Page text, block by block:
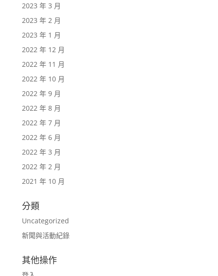
2023 年 3 月
2023 年 2 月
2023 年 1 月
2022 年 12 月
2022 年 11 月
2022 年 10 月
2022 年 9 月
2022 年 8 月
2022 年 7 月
2022 年 6 月
2022 年 3 月
2022 年 2 月
2021 年 10 月
分類
Uncategorized
新聞與活動紀錄
其他操作